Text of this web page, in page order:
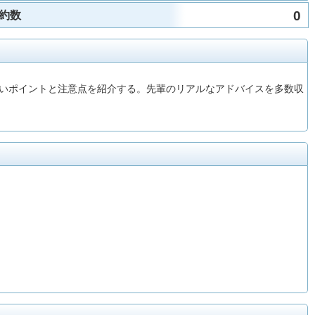
数 0
イントと注意点を紹介する。先輩のリアルなアドバイスを多数収